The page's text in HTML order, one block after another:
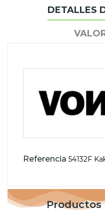
DETALLES
Referencia 54132F
Productos